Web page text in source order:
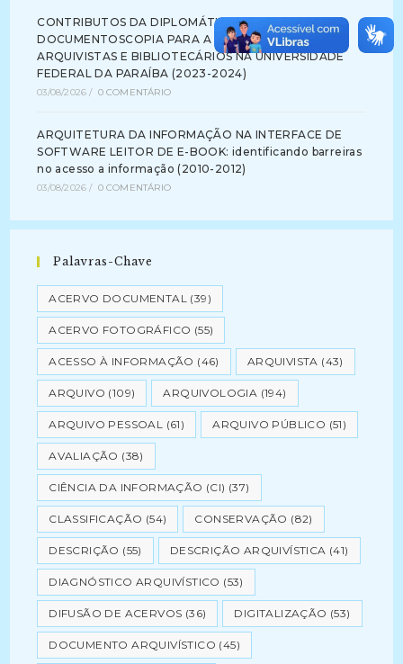
CONTRIBUTOS DA DIPLOMÁTICA E DA
DOCUMENTOSCOPIA PARA A FORMAÇÃO DE
ARQUIVISTAS E BIBLIOTECÁRIOS NA UNIVERSIDADE
FEDERAL DA PARAÍBA (2023-2024)
03/08/2026 / 0 COMENTÁRIO
ARQUITETURA DA INFORMAÇÃO NA INTERFACE DE
SOFTWARE LEITOR DE E-BOOK: identificando barreiras
no acesso a informação (2010-2012)
03/08/2026 / 0 COMENTÁRIO
Palavras-Chave
ACERVO DOCUMENTAL (39)
ACERVO FOTOGRÁFICO (55)
ACESSO À INFORMAÇÃO (46) ARQUIVISTA (43)
ARQUIVO (109) ARQUIVOLOGIA (194)
ARQUIVO PESSOAL (61) ARQUIVO PÚBLICO (51)
AVALIAÇÃO (38)
CIÊNCIA DA INFORMAÇÃO (CI) (37)
CLASSIFICAÇÃO (54) CONSERVAÇÃO (82)
DESCRIÇÃO (55) DESCRIÇÃO ARQUIVÍSTICA (41)
DIAGNÓSTICO ARQUIVÍSTICO (53)
DIFUSÃO DE ACERVOS (36) DIGITALIZAÇÃO (53)
DOCUMENTO ARQUIVÍSTICO (45)